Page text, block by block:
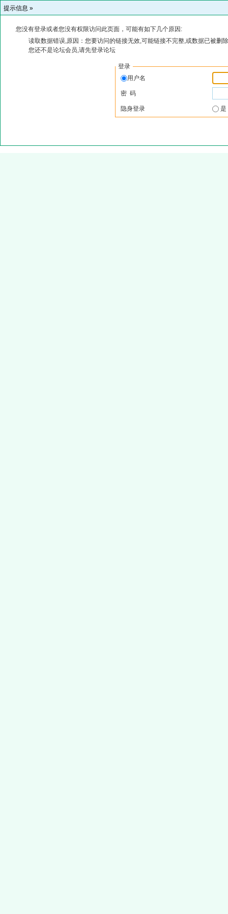
提示信息 »
您没有登录或者您没有权限访问此页面，可能有如下几个原因:
读取数据错误,原因：您要访问的链接无效,可能链接不完整,或数据已被删
您还不是论坛会员,请先登录论坛
登录
用户名
密 码
隐身登录